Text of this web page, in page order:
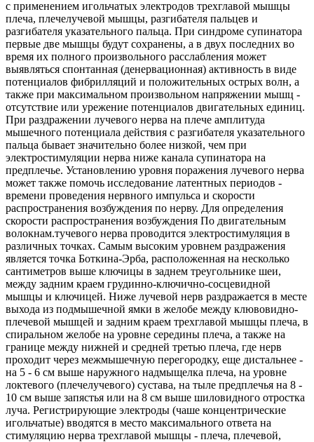
с применением игольчатых электродов трехглавой мышцы
плеча, плечелучевой мышцы, разгибателя пальцев и
разгибателя указательного пальца. При синдроме супинатора
первые две мышцы будут сохранены, а в двух последних во
время их полного произвольного расслабления может
выявляться спонтанная (денервационная) активность в виде
потенциалов фибрилляций и положительных острых волн, а
также при максимальном произвольном напряжении мышц -
отсутствие или урежение потенциалов двигательных единиц.
При раздражении лучевого нерва на плече амплитуда
мышечного потенциала действия с разгибателя указательного
пальца бывает значительно более низкой, чем при
электростимуляции нерва ниже канала супинатора на
предплечье. Установлению уровня поражения лучевого нерва
может также помочь исследование латентных периодов -
времени проведения нервного импульса и скорости
распространения возбуждения по нерву. Для определения
скорости распространения возбуждения По двигательным
волокнам.тучевого нерва проводится электростимуляция в
различных точках. Самым высоким уровнем раздражения
является точка Боткина-Эрба, расположенная на несколько
сантиметров выше ключицы в заднем треугольнике шеи,
между задним краем грудинно-ключично-сосцевидной
мышцы и ключицей. Ниже лучевой нерв раздражается в месте
выхода из подмышечной ямки в желобе между клювовидно-
плечевой мышцей и задним краем трехглавой мышцы плеча, в
спиральном желобе на уровне середины плеча, а также на
границе между нижней и средней третью плеча, где нерв
проходит через межмышечную перегородку, еще дистальнее -
на 5 - 6 см выше наружного надмыщелка плеча, на уровне
локтевого (плечелучевого) сустава, на тыле предплечья на 8 -
10 см выше запястья или на 8 см выше шиловидного отростка
луча. Регистрирующие электроды (чаше концентрические
игольчатые) вводятся в место максимального ответа на
стимуляцию нерва трехглавой мышцы - плеча, плечевой,